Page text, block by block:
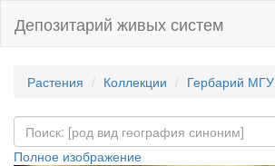
Депозитарий живых систем
Растения Коллекции Гербарий МГУ
Полное изображение